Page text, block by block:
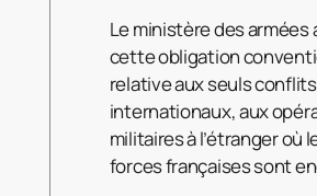
Le ministère des armées
cette obligation
relative aux seuls
internationaux, aux
militaires à l’étranger où
forces françaises sont